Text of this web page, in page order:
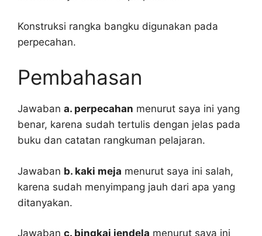
Konstruksi rangka bangku digunakan pada
perpecahan.
Pembahasan
Jawaban a. perpecahan menurut saya ini yang
benar, karena sudah tertulis dengan jelas pada
buku dan catatan rangkuman pelajaran.
Jawaban b. kaki meja menurut saya ini salah,
karena sudah menyimpang jauh dari apa yang
ditanyakan.
Jawaban c. bingkai jendela menurut saya ini